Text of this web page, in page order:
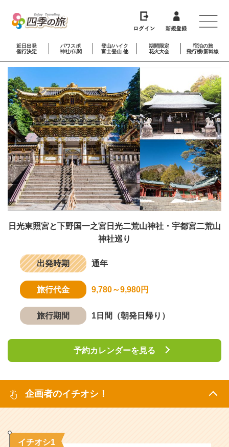
近日出発
催行決定
パワスポ
神社/仏閣
登山/ハイク
富士登山.他
期間限定
花火大会
宿泊の旅
飛行機/新幹線
日光東照宮と下野国一之宮日光二荒山神社・宇都宮二荒山
神社巡り
出発時期 通年
旅行代金 9,780～9,980円
旅行期間 1日間（朝発日帰り）
予約カレンダーを見る
企画者のイチオシ！
イチオシ1